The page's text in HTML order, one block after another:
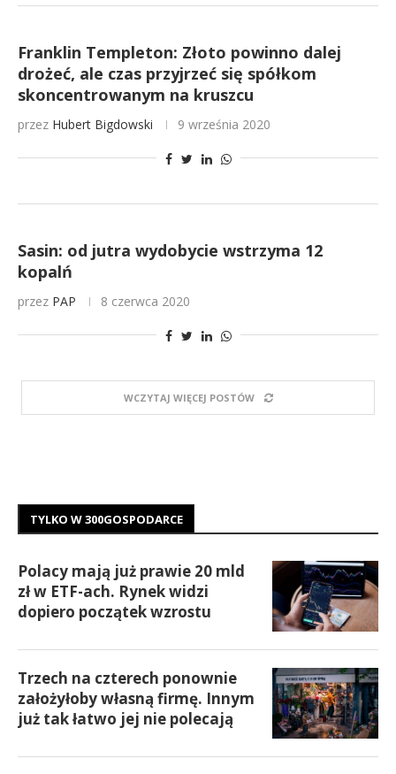
Franklin Templeton: Złoto powinno dalej
drożeć, ale czas przyjrzeć się spółkom
skoncentrowanym na kruszcu
przez Hubert Bigdowski 9 września 2020
Sasin: od jutra wydobycie wstrzyma 12
kopalń
przez PAP 8 czerwca 2020
WCZYTAJ WIĘCEJ POSTÓW
TYLKO W 300GOSPODARCE
Polacy mają już prawie 20 mld
zł w ETF-ach. Rynek widzi
dopiero początek wzrostu
Trzech na czterech ponownie
założyłoby własną firmę. Innym
już tak łatwo jej nie polecają